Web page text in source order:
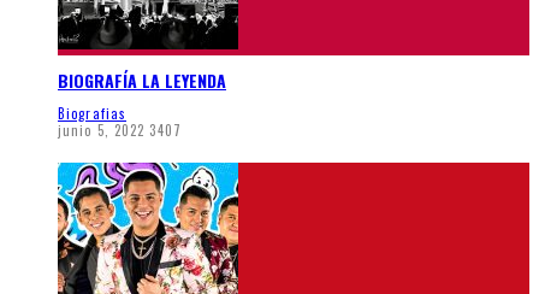
BIOGRAFÍA LA LEYENDA
Biografias
junio 5, 2022 3407